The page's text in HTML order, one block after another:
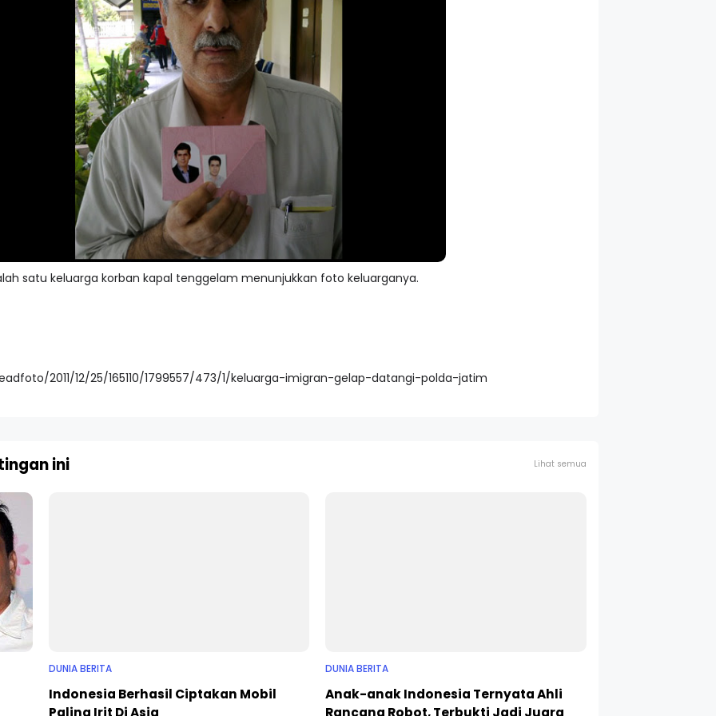
satu keluarga korban kapal tenggelam menunjukkan foto keluarganya.
2011/12/25/165110/1799557/473/1/keluarga-imigran-gelap-datangi-polda-jatim
ini Lihat semua
DUNIA BERITA
Indonesia Berhasil Ciptakan Mobil
Paling Irit Di Asia
DUNIA BERITA
Anak-anak Indonesia Ternyata Ahli
Rancang Robot, Terbukti Jadi Juara